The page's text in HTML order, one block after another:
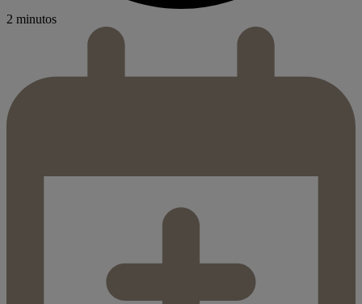
2 minutos